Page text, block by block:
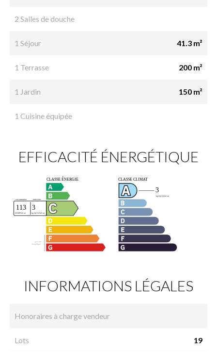
2 Salles de douche
1 Séjour 41.3 m²
1 Terrasse 200 m²
1 Jardin 150 m²
1 Cuisine équipée
EFFICACITÉ ÉNERGÉTIQUE
INFORMATIONS LÉGALES
Honoraires à charge vendeur
Lots 19